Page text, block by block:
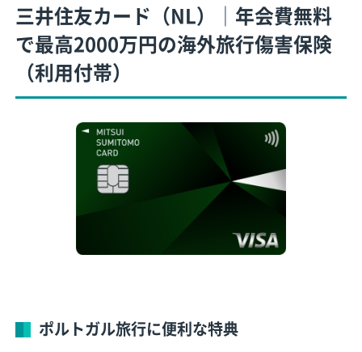
三井住友カード（NL）│年会費無料
で最高2000万円の海外旅行傷害保険
（利用付帯）
ポルトガル旅行に便利な特典